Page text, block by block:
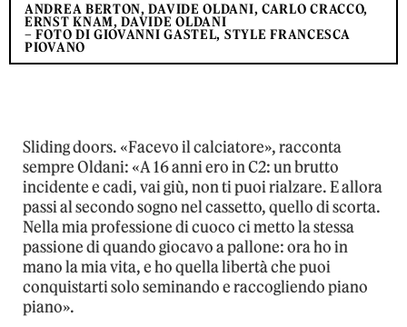
ANDREA BERTON, DAVIDE OLDANI, CARLO CRACCO,
ERNST KNAM, DAVIDE OLDANI
– FOTO DI GIOVANNI GASTEL, STYLE FRANCESCA
PIOVANO
Sliding doors. «Facevo il calciatore», racconta
sempre Oldani: «A 16 anni ero in C2: un brutto
incidente e cadi, vai giù, non ti puoi rialzare. E allora
passi al secondo sogno nel cassetto, quello di scorta.
Nella mia professione di cuoco ci metto la stessa
passione di quando giocavo a pallone: ora ho in
mano la mia vita, e ho quella libertà che puoi
conquistarti solo seminando e raccogliendo piano
piano».